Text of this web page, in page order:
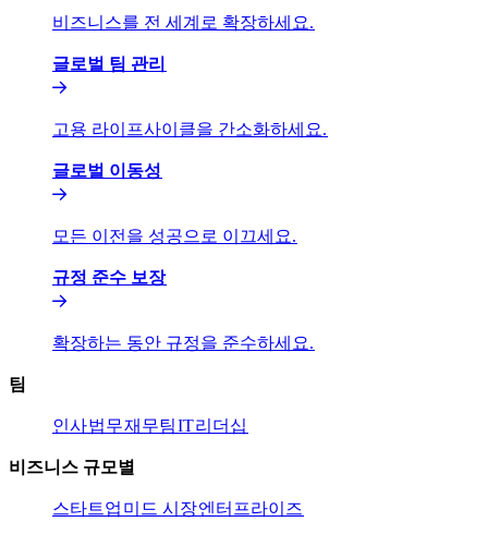
비즈니스를 전 세계로 확장하세요.​​
글로벌 팀 관리​​
고용 라이프사이클을 간소화하세요.​​
글로벌 이동성​​
모든 이전을 성공으로 이끄세요.​​
규정 준수 보장​​
확장하는 동안 규정을 준수하세요.​​
팀​​
인사​​법무​​재무팀​​IT​​리더십​​
비즈니스 규모별​​
스타트업​​ 미드 시장​​엔터프라이즈​​